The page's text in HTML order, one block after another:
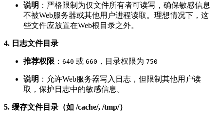
说明 ：严格限制为仅文件所有者可读写，确保敏感信息
不被Web服务器或其他用户进程读取。理想情况下，这
些文件应放置在Web根目录之外。
4. 日志文件目录
推荐权限 ： 640 或 660 ，目录权限为 750
说明 ：允许Web服务器写入日志，但限制其他用户读
取，保护日志中的敏感信息。
5. 缓存文件目录（如 /cache/, /tmp/）